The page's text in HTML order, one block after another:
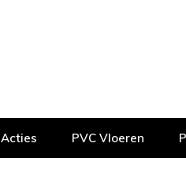
Acties PVC Vloeren